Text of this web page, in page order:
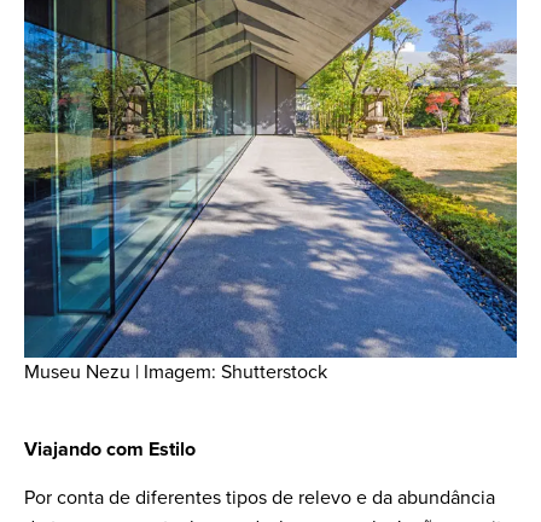
Museu Nezu | Imagem: Shutterstock
Viajando com Estilo
Por conta de diferentes tipos de relevo e da abundância